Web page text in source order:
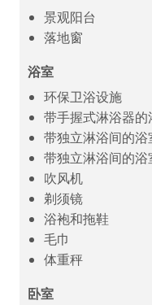
景观阳台
落地窗
浴室
环保卫浴设施
带手握式淋浴器的
带独立淋浴间的浴
带独立淋浴间的浴
吹风机
剃须镜
浴袍和拖鞋
毛巾
体重秤
卧室